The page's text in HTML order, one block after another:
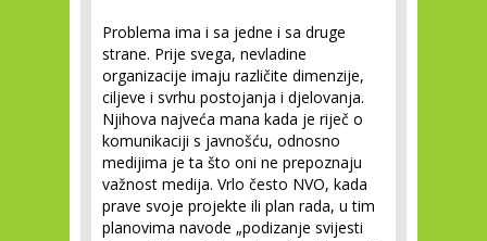
Problema ima i sa jedne i sa druge
strane. Prije svega, nevladine
organizacije imaju različite dimenzije,
ciljeve i svrhu postojanja i djelovanja.
Njihova najveća mana kada je riječ o
komunikaciji s javnošću, odnosno
medijima je ta što oni ne prepoznaju
važnost medija. Vrlo često NVO, kada
prave svoje projekte ili plan rada, u tim
planovima navode „podizanje svijesti